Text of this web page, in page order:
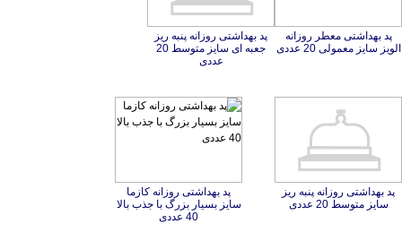
پد بهداشتی معطر روزانه
الویز سایز معمولی 20 عددی
پد بهداشتی روزانه پنبه ریز
جعبه ای سایز متوسط 20
عددی
پد بهداشتی روزانه پنبه ریز
سایز متوسط 20 عددی
پد بهداشتی روزانه کازما
سایز بسیار بزرگ با جذب بالا
40 عددی